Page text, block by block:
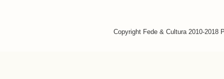
Copyright Fede & Cultura 2010-2018